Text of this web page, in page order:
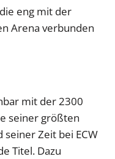
eng mit der
Arena verbunden
mit der 2300
seiner größten
Zeit bei ECW
Titel. Dazu